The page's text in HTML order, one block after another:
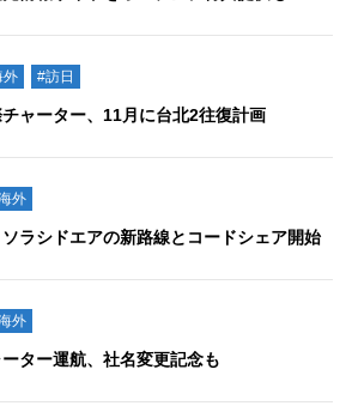
外 #訪日
ャーター、11月に台北2往復計画
外
ラシドエアの新路線とコードシェア開始
外
ター運航、社名変更記念も